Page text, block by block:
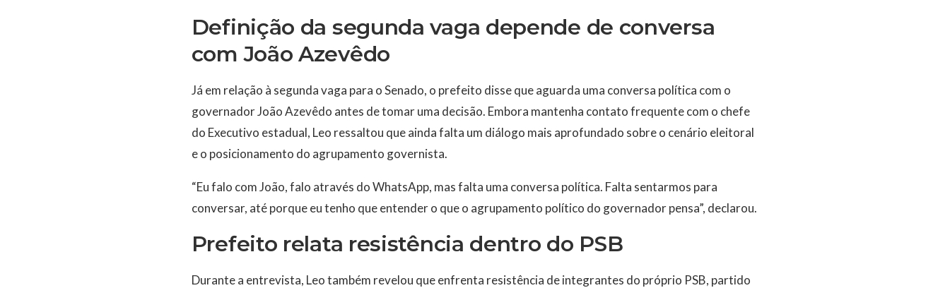
Definição da segunda vaga depende de conversa
com João Azevêdo
Já em relação à segunda vaga para o Senado, o prefeito disse que aguarda uma conversa política com o
governador João Azevêdo antes de tomar uma decisão. Embora mantenha contato frequente com o chefe
do Executivo estadual, Leo ressaltou que ainda falta um diálogo mais aprofundado sobre o cenário eleitoral
e o posicionamento do agrupamento governista.
“Eu falo com João, falo através do WhatsApp, mas falta uma conversa política. Falta sentarmos para
conversar, até porque eu tenho que entender o que o agrupamento político do governador pensa”, declarou.
Prefeito relata resistência dentro do PSB
Durante a entrevista, Leo também revelou que enfrenta resistência de integrantes do próprio PSB, partido